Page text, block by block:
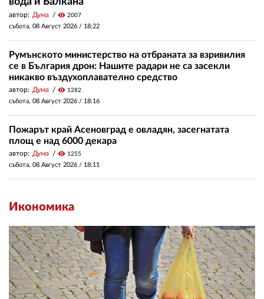
автор: Дума visibility 2007
събота, 08 Август 2026 / 18:22
Румънското министерство на отбраната за взривилия
се в България дрон: Нашите радари не са засекли
никакво въздухоплавателно средство
автор: Дума visibility 1282
събота, 08 Август 2026 / 18:16
Пожарът край Асеновград е овладян, засегнатата
площ е над 6000 декара
автор: Дума visibility 1255
събота, 08 Август 2026 / 18:11
Икономика